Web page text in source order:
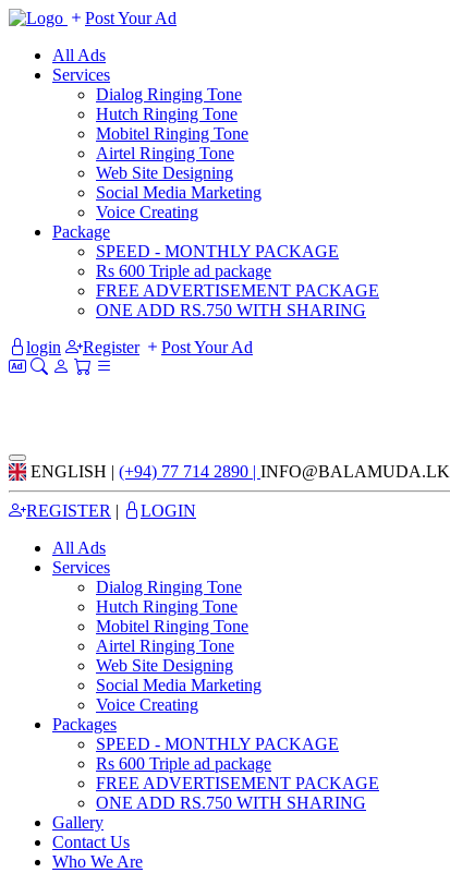
Post Your Ad
All Ads
Services
Dialog Ringing Tone
Hutch Ringing Tone
Mobitel Ringing Tone
Airtel Ringing Tone
Web Site Designing
Social Media Marketing
Voice Creating
Package
SPEED - MONTHLY PACKAGE
Rs 600 Triple ad package
FREE ADVERTISEMENT PACKAGE
ONE ADD RS.750 WITH SHARING
login
Register Post Your Ad
ENGLISH | (+94) 77 714 2890 | INFO@BALAMUDA.LK
REGISTER |
LOGIN
All Ads
Services
Dialog Ringing Tone
Hutch Ringing Tone
Mobitel Ringing Tone
Airtel Ringing Tone
Web Site Designing
Social Media Marketing
Voice Creating
Packages
SPEED - MONTHLY PACKAGE
Rs 600 Triple ad package
FREE ADVERTISEMENT PACKAGE
ONE ADD RS.750 WITH SHARING
Gallery
Contact Us
Who We Are